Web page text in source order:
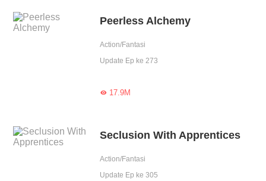
Peerless Alchemy
Action/Fantasi
Update Ep ke 273
17.9M
Seclusion With Apprentices
Action/Fantasi
Update Ep ke 305